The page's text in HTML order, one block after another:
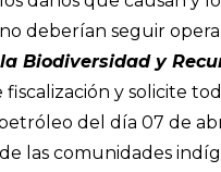
deberían seguir
Biodiversidad y
y solicite
del día 07 de
las comunidades